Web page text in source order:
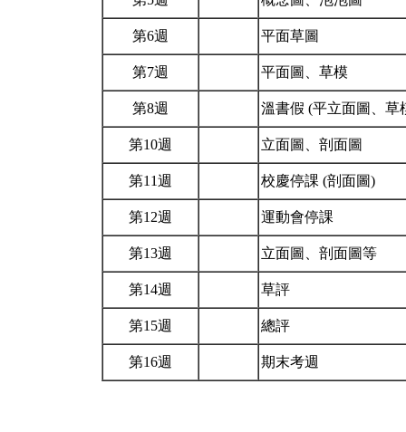
第6週 平面草圖
第7週 平面圖、草模
第8週 溫書假 (平立面圖、草
第10週 立面圖、剖面圖
第11週 校慶停課 (剖面圖)
第12週 運動會停課
第13週 立面圖、剖面圖等
第14週 草評
第15週 總評
第16週 期末考週